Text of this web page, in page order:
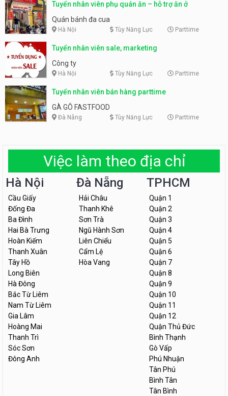
Tuyển nhân viên phụ quán ăn – hỗ trợ ăn ở
Quán bánh đa cua
Hà Nội Tùy Năng Lực Parttime
Tuyển nhân viên sale, marketing
Công ty
Hà Nội Tùy Năng Lực Parttime
Tuyển nhân viên bán hàng parttime
GÀ GÔ FASTFOOD
Đà Nẵng Tùy Năng Lực Parttime
Việc làm theo địa chỉ
Hà Nội
Cầu Giấy
Đống Đa
Ba Đình
Hai Bà Trưng
Hoàn Kiếm
Thanh Xuân
Tây Hồ
Long Biên
Hà Đông
Bắc Từ Liêm
Nam Từ Liêm
Gia Lâm
Hoàng Mai
Thanh Trì
Sóc Sơn
Đông Anh
Đà Nẵng
Hải Châu
Thanh Khê
Sơn Trà
Ngũ Hành Sơn
Liên Chiểu
Cẩm Lệ
Hòa Vang
TPHCM
Quận 1
Quận 2
Quận 3
Quận 4
Quận 5
Quận 6
Quận 7
Quận 8
Quận 9
Quận 10
Quận 11
Quận 12
Quận Thủ Đức
Bình Thạnh
Gò Vấp
Phú Nhuận
Tân Phú
Bình Tân
Tân Bình